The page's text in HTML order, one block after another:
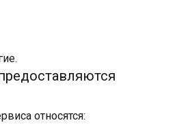
относятся: